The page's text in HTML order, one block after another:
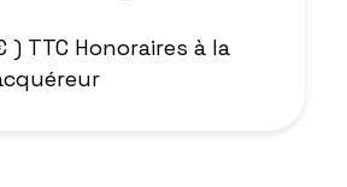
) TTC Honoraires à la